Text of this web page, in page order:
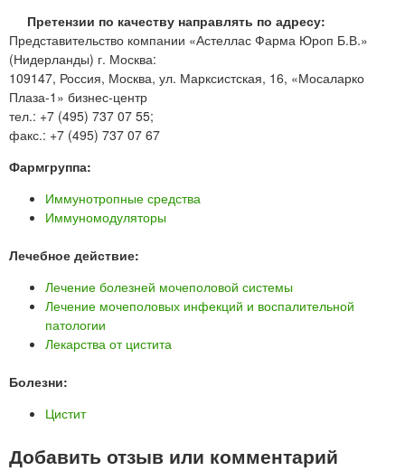
Претензии по качеству направлять по адресу:
Представительство компании «Астеллас Фарма Юроп Б.В.»
(Нидерланды) г. Москва:
109147, Россия, Москва, ул. Марксистская, 16, «Мосаларко
Плаза-1» бизнес-центр
тел.: +7 (495) 737 07 55;
факс.: +7 (495) 737 07 67
Фармгруппа:
Иммунотропные средства
Иммуномодуляторы
Лечебное действие:
Лечение болезней мочеполовой системы
Лечение мочеполовых инфекций и воспалительной
патологии
Лекарства от цистита
Болезни:
Цистит
Добавить отзыв или комментарий